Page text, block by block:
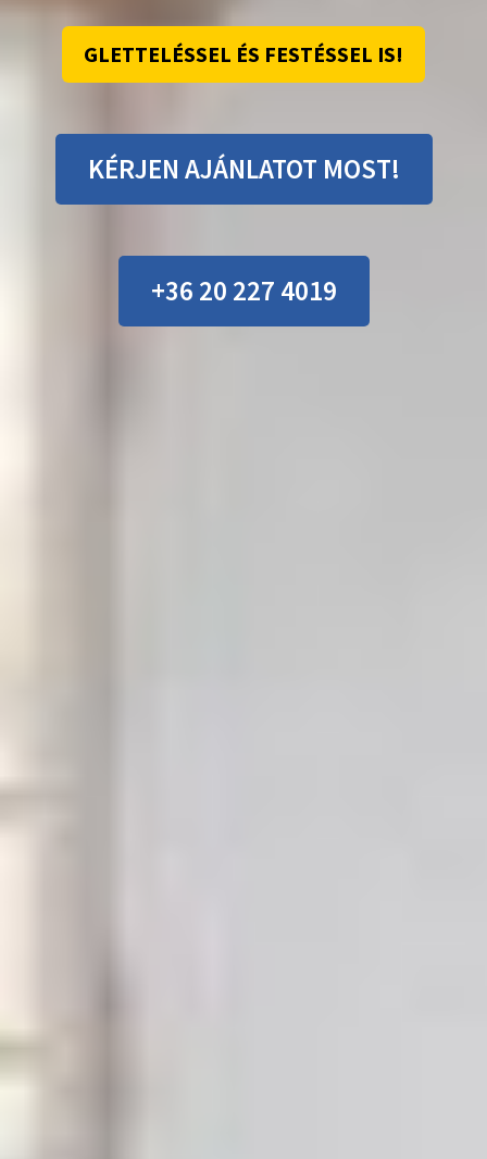
GLETTELÉSSEL ÉS FESTÉSSEL IS!
KÉRJEN AJÁNLATOT MOST!
+36 20 227 4019